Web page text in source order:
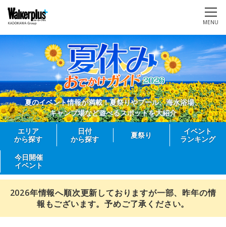
MENU
夏のイベント情報が満載！夏祭りやプール、海水浴場、
キャンプ場など遊べるスポットを大紹介
エリア
から探す
日付
から探す
夏祭り
イベント
ランキング
今日開催
イベント
2026年情報へ順次更新しておりますが一部、昨年の情
報もございます。予めご了承ください。